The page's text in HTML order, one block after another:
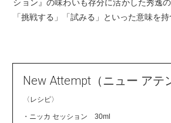
ション』の味わいも存分に活かした秀逸
「挑戦する」「試みる」といった意味を持
New Attempt（ニュー アテ
〈レシピ〉
・ニッカ セッション 30ml